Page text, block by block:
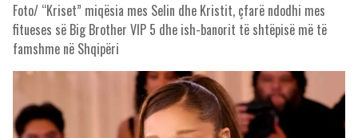
Foto/ “Kriset” miqësia mes Selin dhe Kristit, çfarë ndodhi mes
fitueses së Big Brother VIP 5 dhe ish-banorit të shtëpisë më të
famshme në Shqipëri